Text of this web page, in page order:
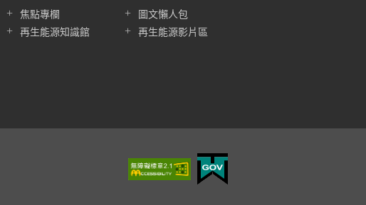
+ 焦點專欄
+ 再生能源知識館
+ 圖文懶人包
+ 再生能源影片區